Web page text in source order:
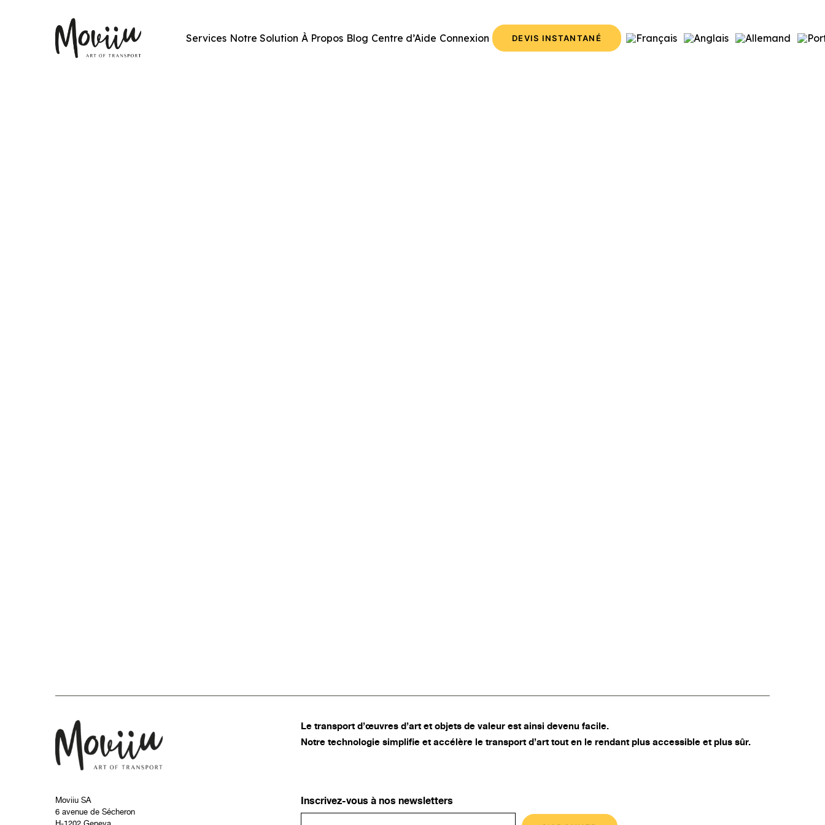
Services Notre Solution À Propos Blog Centre d’Aide Connexion DEVIS INSTANTANÉ
Le transport d’œuvres d’art et objets de valeur est ainsi devenu facile.
Notre technologie simplifie et accélère le transport d’art tout en le rendant plus accessible et plus sûr.
Moviiu SA
6 avenue de Sécheron
Inscrivez-vous à nos newsletters